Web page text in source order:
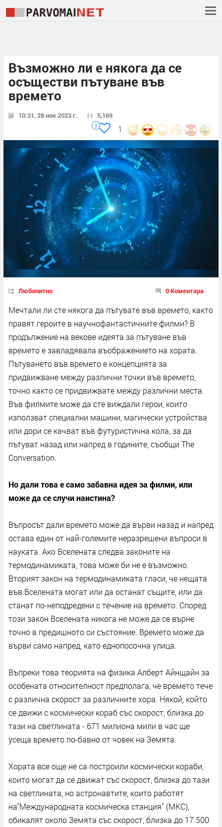
Възможно ли е някога да се
осъществи пътуване във
времето
10:31, 28 ное 2023 г. 5,169
1
0
Любопитно 0 Коментара
Мечтали ли сте някога да пътувате във времето, както
правят героите в научнофантастичните филми? В
продължение на векове идеята за пътуване във
времето е завладявала въображението на хората.
Пътуването във времето е концепцията за
придвижване между различни точки във времето,
точно както се придвижвате между различни места.
Във филмите може да сте виждали герои, които
използват специални машини, магически устройства
или дори се качват във футуристична кола, за да
пътуват назад или напред в годините, съобщи The
Conversation.
Но дали това е само забавна идея за филми, или
може да се случи наистина?
Въпросът дали времето може да върви назад и напред
остава един от най-големите неразрешени въпроси в
науката. Ако Вселената следва законите на
термодинамиката, това може би не е възможно.
Вторият закон на термодинамиката гласи, че нещата
във Вселената могат или да останат същите, или да
станат по-неподредени с течение на времето. Според
този закон Вселената никога не може да се върне
точно в предишното си състояние. Времето може да
върви само напред, като еднопосочна улица.
Въпреки това теорията на физика Алберт Айнщайн за
особената относителност предполага, че времето тече
с различна скорост за различните хора. Някой, който
се движи с космически кораб със скорост, близка до
тази на светлината - 671 милиона мили в час ще
усеща времето по-бавно от човек на Земята.
Хората все още не са построили космически кораби,
които могат да се движат със скорост, близка до тази
на светлината, но астронавтите, които работят
на"Международната космическа станция" (МКС),
обикалят около Земята със скорост, близка до 17 500